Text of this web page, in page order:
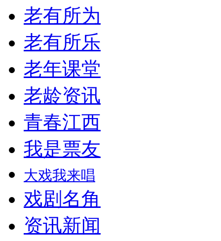
老有所为
老有所乐
老年课堂
老龄资讯
青春江西
我是票友
大戏我来唱
戏剧名角
资讯新闻